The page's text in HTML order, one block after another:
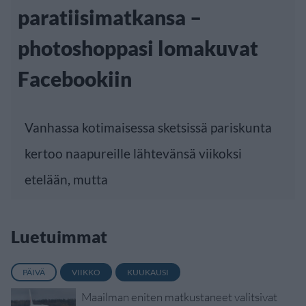
paratiisimatkansa –
photoshoppasi lomakuvat
Facebookiin
Vanhassa kotimaisessa sketsissä pariskunta
kertoo naapureille lähtevänsä viikoksi
etelään, mutta
Luetuimmat
PÄIVÄ VIIKKO KUUKAUSI
Maailman eniten matkustaneet valitsivat